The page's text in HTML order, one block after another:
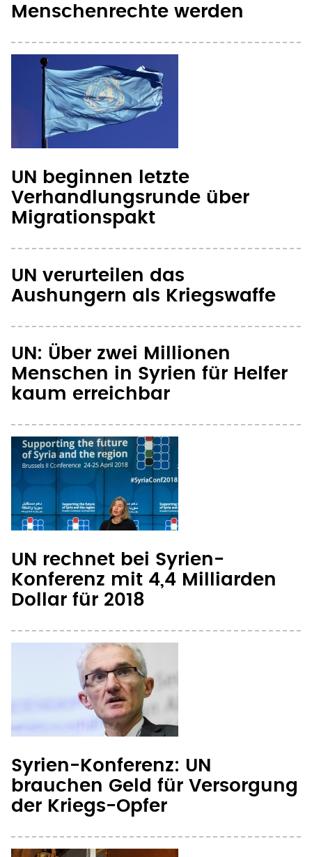
Menschenrechte werden
UN beginnen letzte
Verhandlungsrunde über
Migrationspakt
UN verurteilen das
Aushungern als Kriegswaffe
UN: Über zwei Millionen
Menschen in Syrien für Helfer
kaum erreichbar
UN rechnet bei Syrien-
Konferenz mit 4,4 Milliarden
Dollar für 2018
Syrien-Konferenz: UN
brauchen Geld für Versorgung
der Kriegs-Opfer